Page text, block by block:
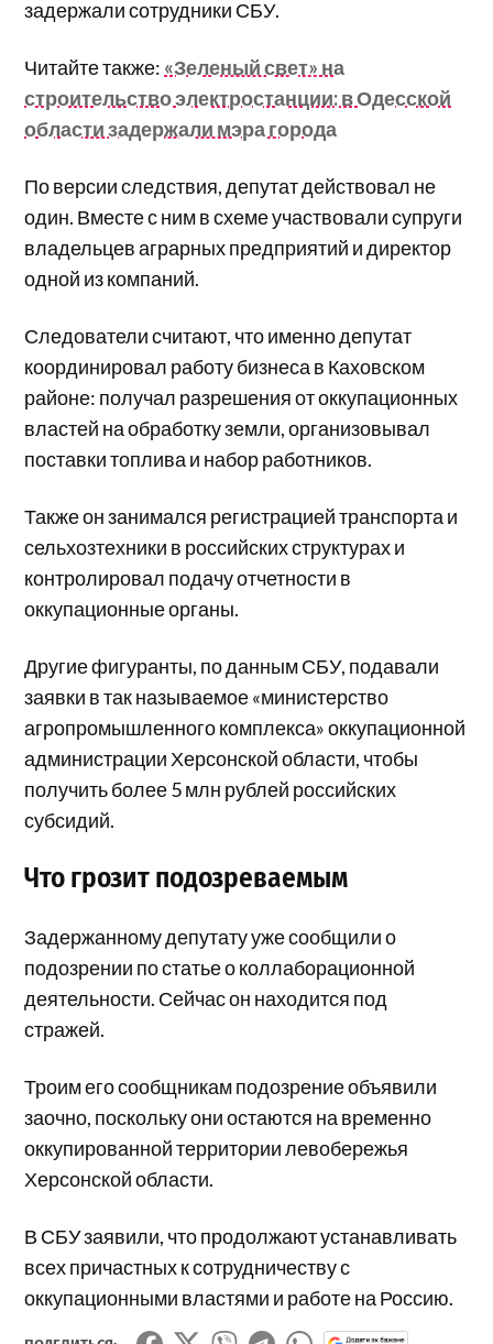
задержали сотрудники СБУ.
Читайте также: «Зеленый свет» на
строительство электростанции: в Одесской
области задержали мэра города
По версии следствия, депутат действовал не
один. Вместе с ним в схеме участвовали супруги
владельцев аграрных предприятий и директор
одной из компаний.
Следователи считают, что именно депутат
координировал работу бизнеса в Каховском
районе: получал разрешения от оккупационных
властей на обработку земли, организовывал
поставки топлива и набор работников.
Также он занимался регистрацией транспорта и
сельхозтехники в российских структурах и
контролировал подачу отчетности в
оккупационные органы.
Другие фигуранты, по данным СБУ, подавали
заявки в так называемое «министерство
агропромышленного комплекса» оккупационной
администрации Херсонской области, чтобы
получить более 5 млн рублей российских
субсидий.
Что грозит подозреваемым
Задержанному депутату уже сообщили о
подозрении по статье о коллаборационной
деятельности. Сейчас он находится под
стражей.
Троим его сообщникам подозрение объявили
заочно, поскольку они остаются на временно
оккупированной территории левобережья
Херсонской области.
В СБУ заявили, что продолжают устанавливать
всех причастных к сотрудничеству с
оккупационными властями и работе на Россию.